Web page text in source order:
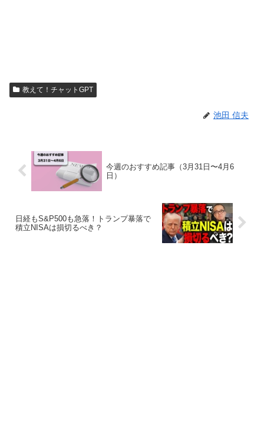
教えて！チャットGPT
池田 信夫
今週のおすすめ記事（3月31日〜4月6
日）
日経もS&P500も急落！トランプ暴落で
積立NISAは損切るべき？